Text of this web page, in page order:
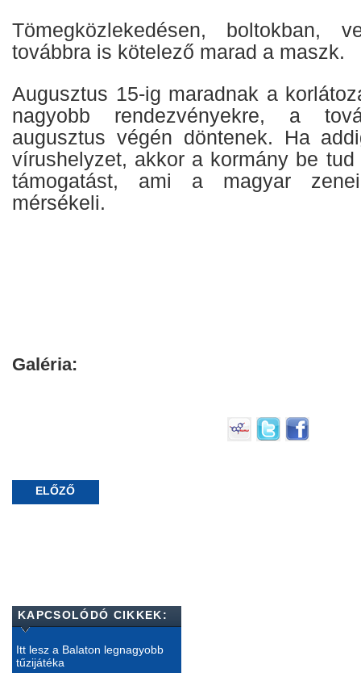
Tömegközlekedésen, boltokban,
továbbra is kötelező marad a maszk.
Augusztus 15-ig maradnak a
nagyobb rendezvényekre, a
augusztus végén döntenek. Ha
vírushelyzet, akkor a kormány be
támogatást, ami a magyar
mérsékeli.
Galéria:
ELŐZŐ
KAPCSOLÓDÓ CIKKEK:
Itt lesz a Balaton legnagyobb
tűzijátéka